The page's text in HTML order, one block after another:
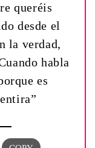
queréis
desde el
la verdad,
habla
es